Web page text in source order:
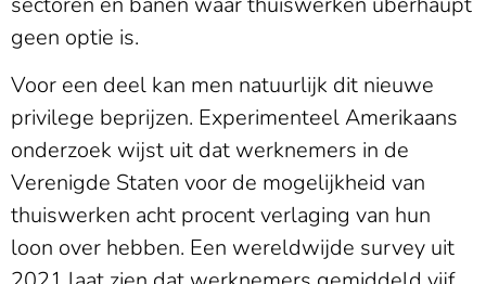
geen optie is.
Voor een deel kan men natuurlijk dit nieuwe
privilege beprijzen. Experimenteel Amerikaans
onderzoek wijst uit dat werknemers in de
Verenigde Staten voor de mogelijkheid van
thuiswerken acht procent verlaging van hun
loon over hebben. Een wereldwijde survey uit